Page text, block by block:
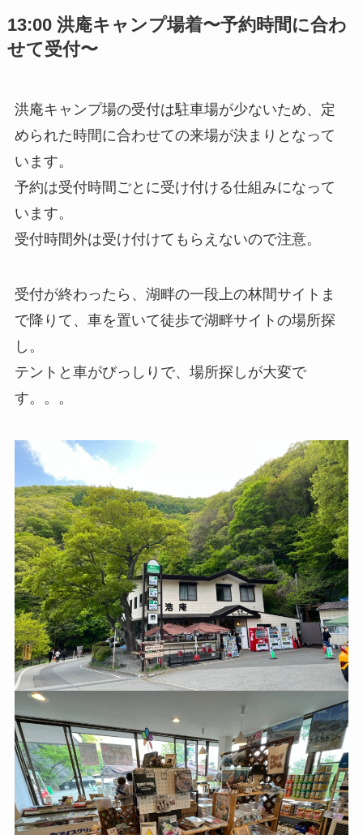
13:00 洪庵キャンプ場着〜予約時間に合わ
せて受付〜
洪庵キャンプ場の受付は駐車場が少ないため、定
められた時間に合わせての来場が決まりとなって
います。
予約は受付時間ごとに受け付ける仕組みになって
います。
受付時間外は受け付けてもらえないので注意。
受付が終わったら、湖畔の一段上の林間サイトま
で降りて、車を置いて徒歩で湖畔サイトの場所探
し。
テントと車がびっしりで、場所探しが大変で
す。。。